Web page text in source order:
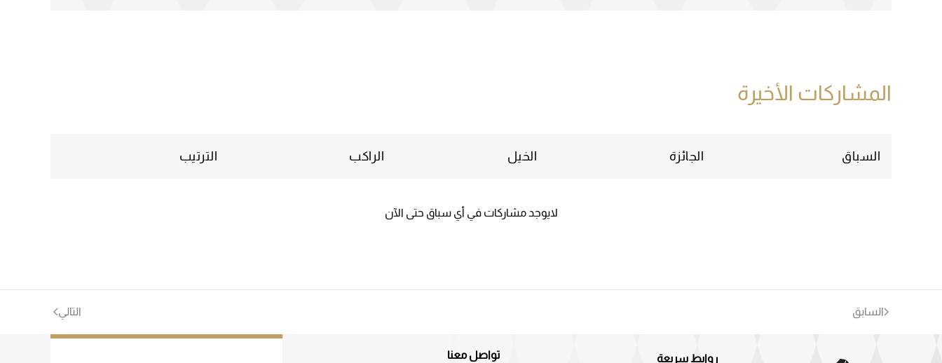
المشاركات الأخيرة
السباق الجائزة الخيل الراكب الترتيب
لايوجد مشاركات في أي سباق حتى الآن
السابق التالي
روابط سريعة تواصل معنا